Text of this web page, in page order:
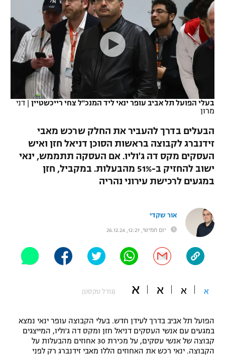
VOD
רץ ברשת
תוצאות
לוח שידורים
ברחבה
"מחצית בשכונה" – פודקאסט
תקנון עבור פעילות אלקטרה
תקנון עבור פעילות ספורט 1 – "מרלן"
גיימינג E-Sports
נבחרת ישראל
מכבי חיפה
בית"ר ירושלים
מכבי תל אביב
הפועל תל אביב
הפועל חיפה
הפועל באר שבע
מכבי נתניה
ליגה ספרדית
ליגה איטלקית
ליגה צרפתית
ליגה הולנדית
ליגה סינית
ליגה ברזילאית
כדורסל נשים
מכבי תל אביב
הפועל חולון
הפועל ירושלים
דני אבדיה
יורוליג
יורוקאפ
טניס
כדוריד
כדורעף
שחייה
אגרוף
ספורט אולימפי
היאבקות WWE
אופניים
כדורמים
פוטבול אמריקאי NFL
בייסבול MLB
בעלי הפועל תל אביב עופר ינאי ליד המנכ"ל צחי רייכשטיין | דני
מרון
הבעלים בדרך להעביר את החלק שרכש מאבי
זידנברג לקבוצה בראשות הסוכן דניאל חזן ואיש
העסקים מקס דה ג'וליו. אם העסקה תתממש, ינאי
ישוב להחזיק ב-51% מהבעלות. במקביל, חזן
במגעים לרכישת עירוני נהריה
אור שקדי
יום חמישי, 12:27, 26.12.24
א א א א (גודל טקסט)
הפועל תל אביב בדרך לעידן חדש. בעלי הקבוצה עופר ינאי נמצא
במגעים עם אנשי העסקים דניאל חזן ומקס דה ג'וליו, המייצגים
קבוצה של אנשי עסקים, על מכירת 30 אחוזים מהבעלות על
הקבוצה. ינאי רכש את האחוזים הללו מאבי זידנברג רק לפני